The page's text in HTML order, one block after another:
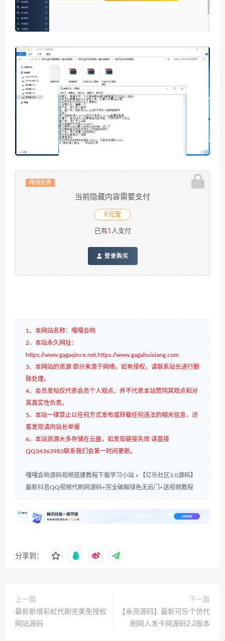
嘎嘎免费
当前隐藏内容需要支付
8元宝
已有1 人支付
登录购买
1、本网站名称：嘎嘎会响
2、本站永久网址：
https://www.gagaqince.net,https://www.gagahuixiang.com
3、本网站的资源 部分来源于网络，如有侵权，请联系站长进行删
除处理。
4、会员发帖仅代表会员个人观点，并不代表本站赞同其观点和对
其真实性负责。
5、本站一律禁止以任何方式发布或转载任何违法的相关信息，访
客发现请向站长举报
6、本站资源大多存储在云盘，如发现链接失效 请直接
QQ34363983联系我们会第一时间更新。
嘎嘎会响源码视频搭建教程下载学习小站 »
【亿乐社区3.0源码】
最新抖音QQ视频代刷网源码+完全破解绿色无后门+送视频教程
分享到：
上一篇
最新新增彩虹代刷完美免授权
网站源码
下一篇
【亲测源码】最新可乐个仿代
刷网人发卡网源码2.2版本